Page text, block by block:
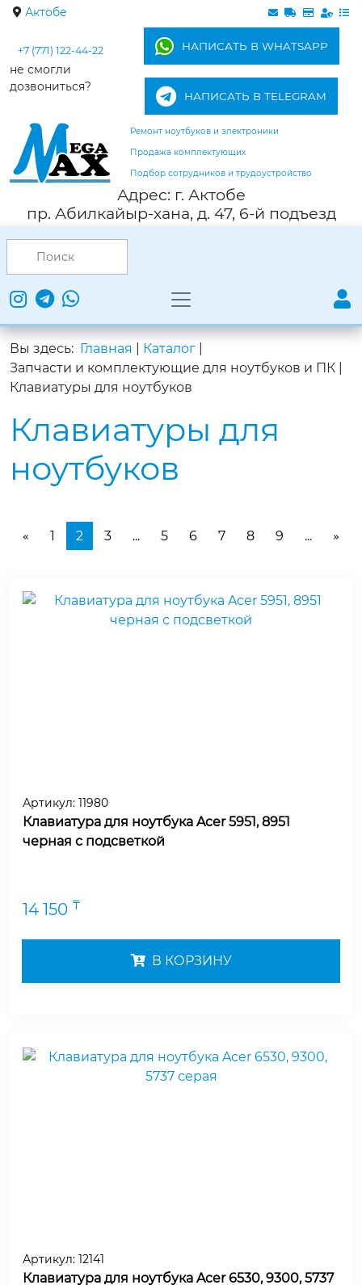
Актобе
+7 (771) 122-44-22
не смогли
дозвониться?
НАПИСАТЬ В WHATSAPP
НАПИСАТЬ В TELEGRAM
Ремонт ноутбуков и электроники
Продажа комплектующих
Подбор сотрудников и трудоустройство
Адрес: г. Актобе
пр. Абилкайыр-хана, д. 47, 6-й подъезд
Вы здесь: Главная Каталог
Запчасти и комплектующие для ноутбуков и ПК
Клавиатуры для ноутбуков
Клавиатуры для
ноутбуков
« 1 2 3 ... 5 6 7 8 9 ... »
Артикул: 11980
Клавиатура для ноутбука Acer 5951, 8951
черная с подсветкой
14 150 ₸
В КОРЗИНУ
Артикул: 12141
Клавиатура для ноутбука Acer 6530, 9300, 5737